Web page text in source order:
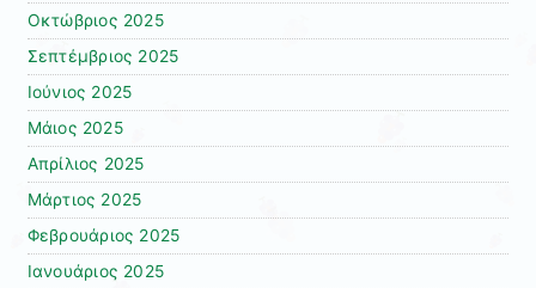
Οκτώβριος 2025
Σεπτέμβριος 2025
Ιούνιος 2025
Μάιος 2025
Απρίλιος 2025
Μάρτιος 2025
Φεβρουάριος 2025
Ιανουάριος 2025